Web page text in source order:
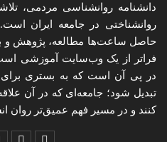
دانشنامه روانشناسی مردمی،
روانشناختی در جامعه ایران
حاصل ساعت‌ها مطالعه، پژوهش و
فراتر از یک وب‌سایت آموزشی
در پی آن است که به بستری برای
تبدیل شود؛ جامعه‌ای که در آن
کنند و در مسیر فهم عمیق‌تر روان